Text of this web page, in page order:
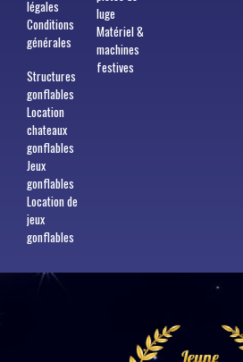
légales
Conditions
générales
Structures
gonflables
Location
chateaux
gonflables
Jeux
gonflables
Location de
jeux
gonflables
luge
Matériel &
machines
festives